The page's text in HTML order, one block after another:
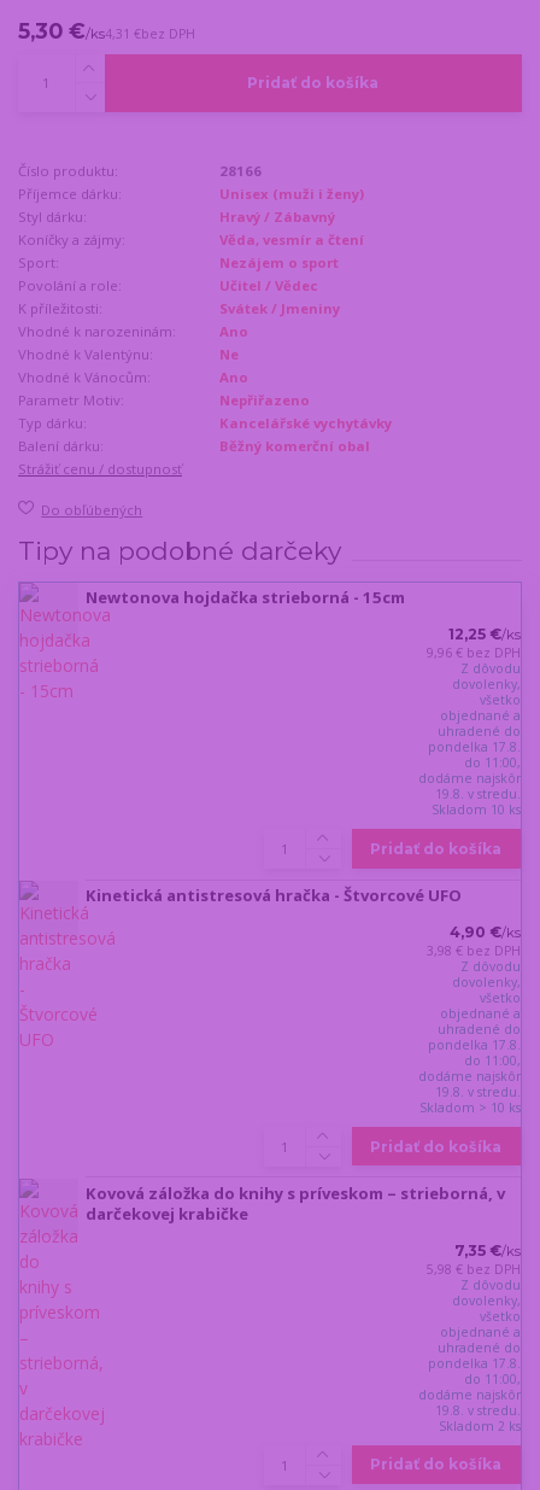
5,30 €/ks4,31 €bez DPH
Pridať do košíka
Číslo produktu:
28166
Příjemce dárku:
Unisex (muži i ženy)
Styl dárku:
Hravý / Zábavný
Koníčky a zájmy:
Věda, vesmír a čtení
Sport:
Nezájem o sport
Povolání a role:
Učitel / Vědec
K příležitosti:
Svátek / Jmeniny
Vhodné k narozeninám:
Ano
Vhodné k Valentýnu:
Ne
Vhodné k Vánocům:
Ano
Parametr Motiv:
Nepřiřazeno
Typ dárku:
Kancelářské vychytávky
Balení dárku:
Běžný komerční obal
Strážiť cenu / dostupnosť
Do obľúbených
Tipy na podobné darčeky
Newtonova hojdačka strieborná - 15cm
12,25 €/ks
9,96 € bez DPH
Z dôvodu
dovolenky,
všetko
objednané a
uhradené do
pondelka 17.8.
do 11:00,
dodáme najskôr
19.8. v stredu.
Skladom 10 ks
Pridať do košíka
Kinetická antistresová hračka - Štvorcové UFO
4,90 €/ks
3,98 € bez DPH
Z dôvodu
dovolenky,
všetko
objednané a
uhradené do
pondelka 17.8.
do 11:00,
dodáme najskôr
19.8. v stredu.
Skladom > 10 ks
Pridať do košíka
Kovová záložka do knihy s príveskom – strieborná, v
darčekovej krabičke
7,35 €/ks
5,98 € bez DPH
Z dôvodu
dovolenky,
všetko
objednané a
uhradené do
pondelka 17.8.
do 11:00,
dodáme najskôr
19.8. v stredu.
Skladom 2 ks
Pridať do košíka